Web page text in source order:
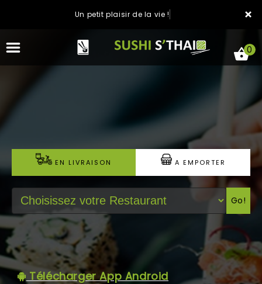
×
Un petit plaisir de la vie !
LA CARTE
NOTRE RESTAURANT
VOS AVIS
MENTIONS LÉGALES
C.G.V
0
EN LIVRAISON A EMPORTER
Go!
Télécharger App Android